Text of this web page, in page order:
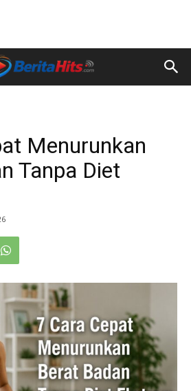
Menurunkan
Tanpa Diet